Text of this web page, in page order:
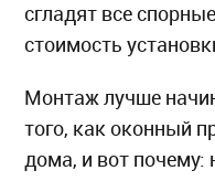
сгладят все
стоимость
Монтаж лучше
того, как оконный
дома, и вот почему: